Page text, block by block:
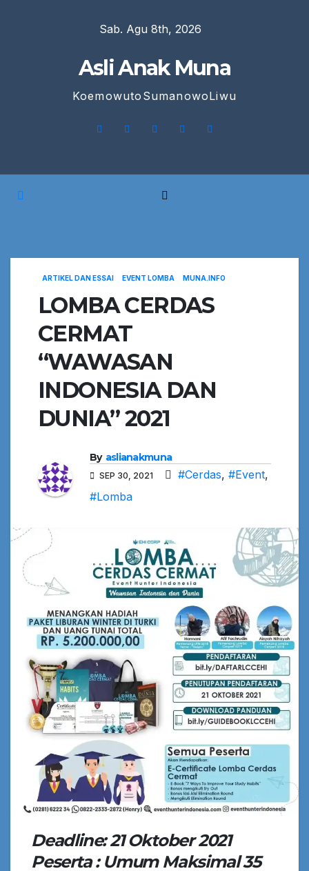
Sab. Agu 8th, 2026
Asli Anak Muna
KoemowutoSumanowoLiwu
ARTIKEL DAN ESSAI EVENT LOMBA MUNA.INFO
LOMBA CERDAS
CERMAT
“WAWASAN
INDONESIA DAN
DUNIA” 2021
By aslianakmuna
SEP 30, 2021 #Cerdas, #Event,
#Lomba
Deadline: 21 Oktober 2021
Peserta : Umum Maksimal 35